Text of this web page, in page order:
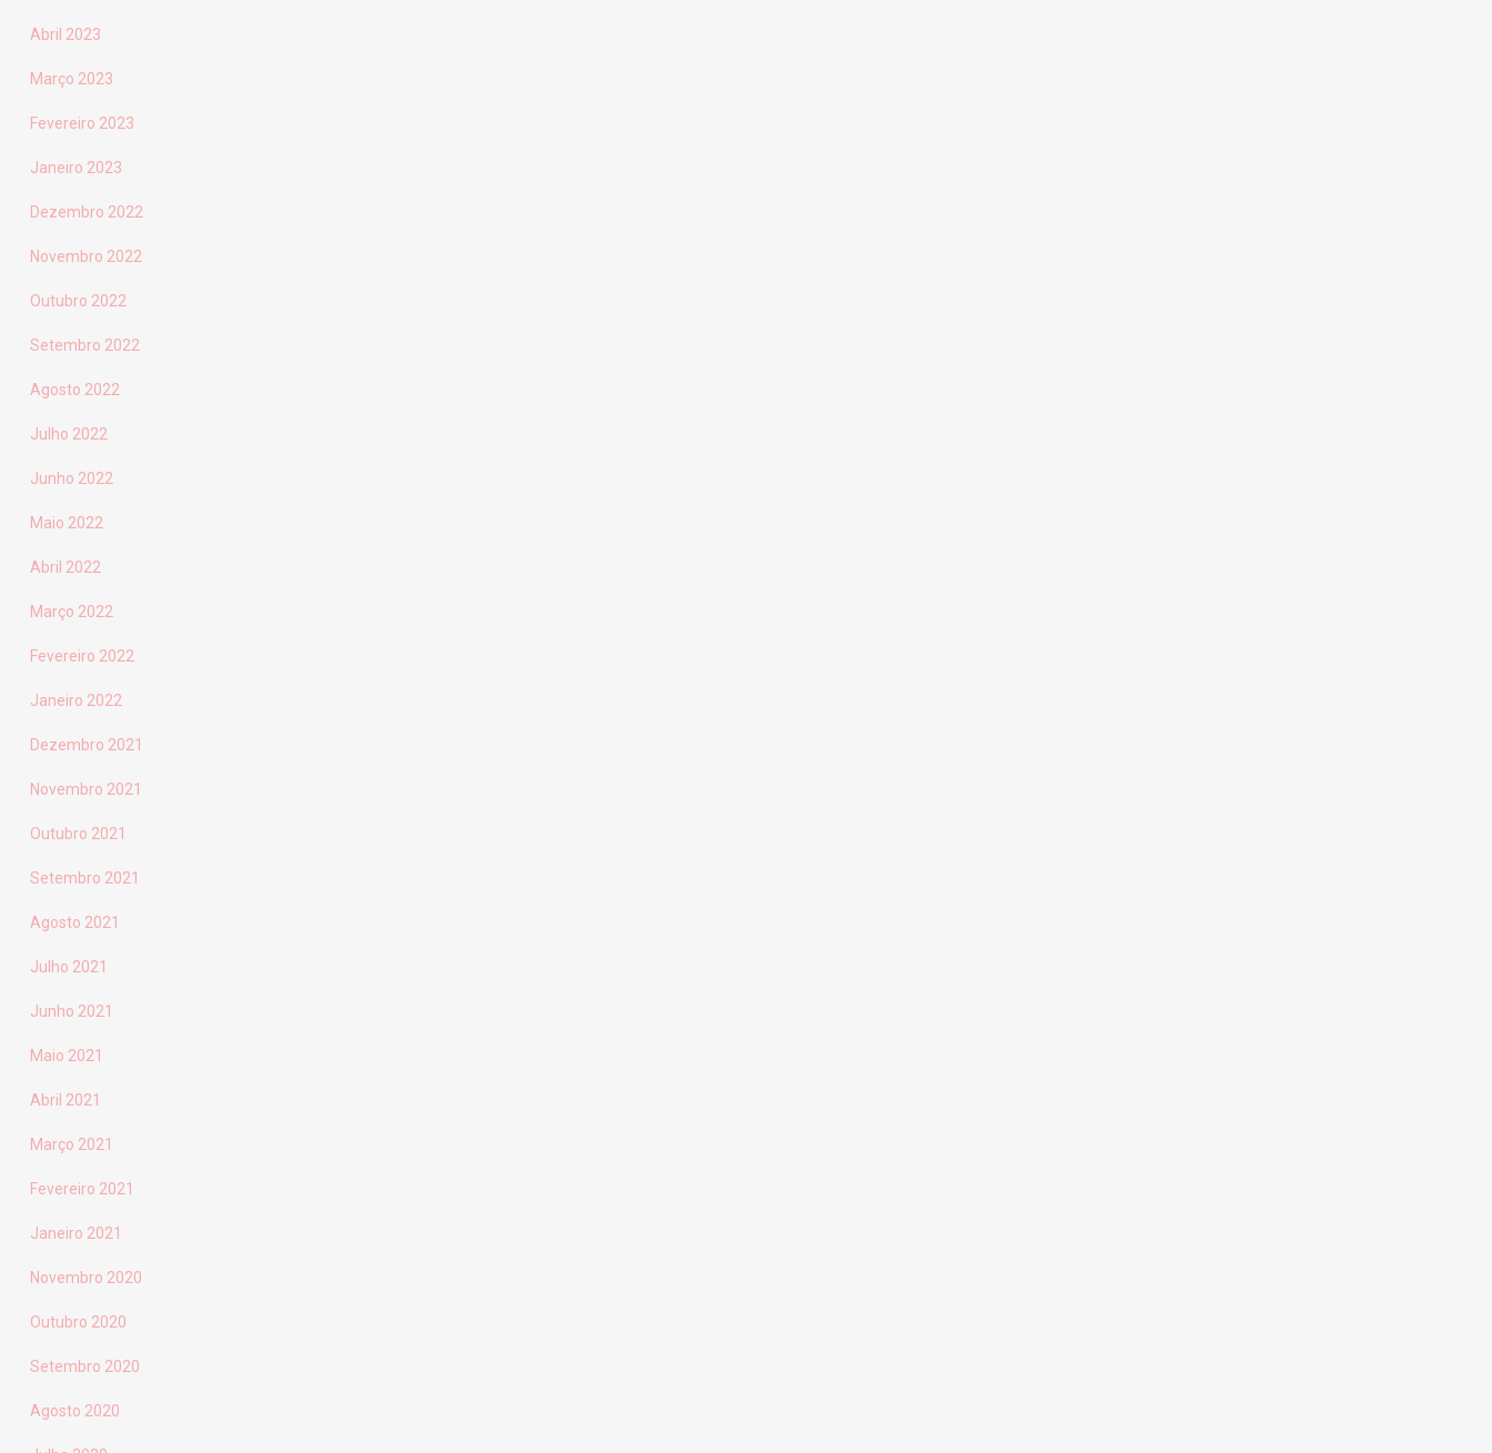
Abril 2023
Março 2023
Fevereiro 2023
Janeiro 2023
Dezembro 2022
Novembro 2022
Outubro 2022
Setembro 2022
Agosto 2022
Julho 2022
Junho 2022
Maio 2022
Abril 2022
Março 2022
Fevereiro 2022
Janeiro 2022
Dezembro 2021
Novembro 2021
Outubro 2021
Setembro 2021
Agosto 2021
Julho 2021
Junho 2021
Maio 2021
Abril 2021
Março 2021
Fevereiro 2021
Janeiro 2021
Novembro 2020
Outubro 2020
Setembro 2020
Agosto 2020